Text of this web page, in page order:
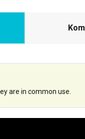
are in common use.